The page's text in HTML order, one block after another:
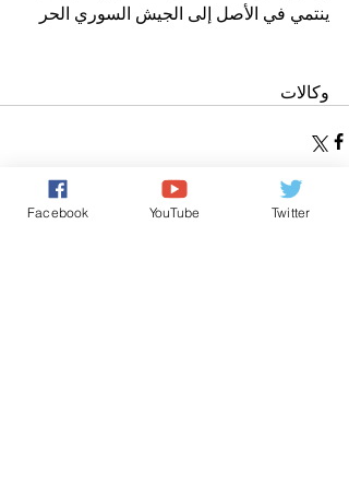
ينتمي في الأصل إلى الجيش السوري الحر
وكالات
Facebook YouTube Twitter